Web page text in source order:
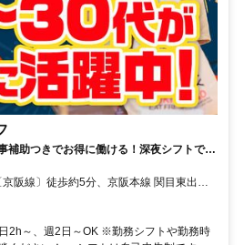
補助つきでお得に働ける！深夜シフトで稼
阪線〕徒歩約5分、京阪本線 関目東出口
里筋線 関目成育1番口徒歩約7分 野江駅徒
2h～、週2日～OK ※勤務シフトや勤務時